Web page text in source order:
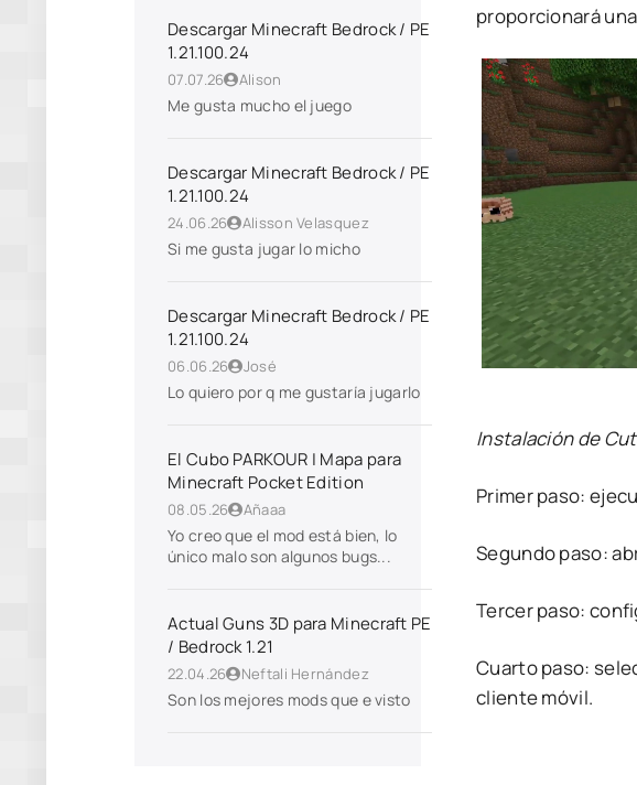
proporcionará
Instalación de
Primer paso:
Segundo paso:
Tercer paso:
Cuarto paso:
cliente móvil.
Descargar Minecraft Bedrock / PE
1.21.100.24
07.07.26 Alison
Me gusta mucho el juego
Descargar Minecraft Bedrock / PE
1.21.100.24
24.06.26 Alisson Velasquez
Si me gusta jugar lo micho
Descargar Minecraft Bedrock / PE
1.21.100.24
06.06.26 José
Lo quiero por q me gustaría jugarlo
El Cubo PARKOUR | Mapa para
Minecraft Pocket Edition
08.05.26 Añaaa
Yo creo que el mod está bien, lo
único malo son algunos bugs...
Actual Guns 3D para Minecraft PE
/ Bedrock 1.21
22.04.26 Neftali Hernández
Son los mejores mods que e visto